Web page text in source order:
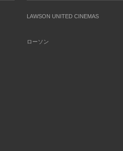
LAWSON UNITED CINEMAS
ローソン